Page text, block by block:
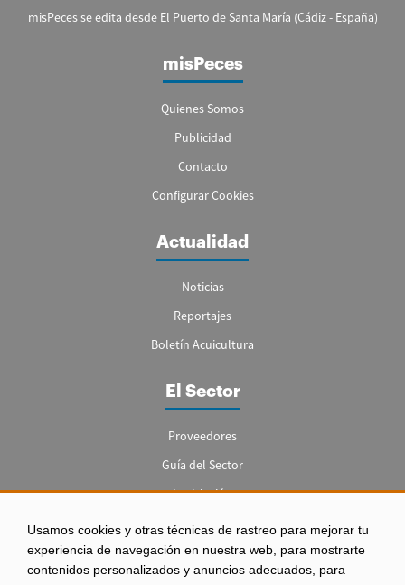
Usamos cookies y otras técnicas de rastreo para mejorar tu
experiencia de navegación en nuestra web, para mostrarte
contenidos personalizados y anuncios adecuados, para
misPeces se edita desde El Puerto de Santa María (Cádiz - España)
misPeces
Quienes Somos
Publicidad
Contacto
Configurar Cookies
Actualidad
Noticias
Reportajes
Boletín Acuicultura
El Sector
Proveedores
Guía del Sector
Legislación
Empleo